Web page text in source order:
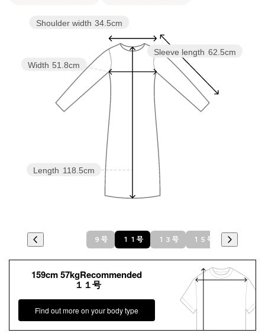
Sleeve length 62.5cm
Length 118.5cm
Width 51.8cm
Shoulder width 34.5cm
９号 １１号 １３号 １５号
159cm 57kgRecommended
１１号
Find out more on your body type